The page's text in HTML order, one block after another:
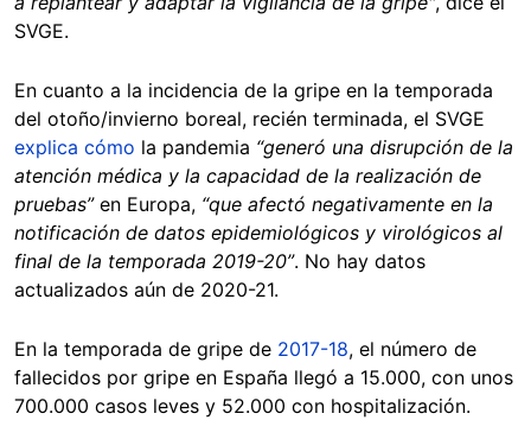
SVGE.
En cuanto a la incidencia de la gripe en la temporada
del otoño/invierno boreal, recién terminada, el SVGE
explica cómo la pandemia “generó una disrupción de la
atención médica y la capacidad de la realización de
pruebas”en Europa, “que afectó negativamente en la
notificación de datos epidemiológicos y virológicos al
final de la temporada 2019-20”. No hay datos
actualizados aún de 2020-21.
En la temporada de gripe de 2017-18, el número de
fallecidos por gripe en España llegó a 15.000, con unos
700.000 casos leves y 52.000 con hospitalización.